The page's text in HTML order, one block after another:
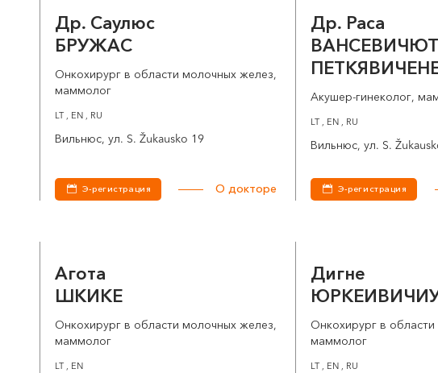
Др. Саулюс
БРУЖАС
Онкохирург в области молочных желез,
маммолог
LT , EN , RU
Вильнюс, ул. S. Žukausko 19
Э-регистрация О докторе
Др. Раса
Акушер-гинеколог,
LT , EN , RU
Вильнюс, ул. S.
Э-регистрация
Агота
ШКИКЕ
Онкохирург в области молочных желез,
маммолог
LT , EN
Дигне
Онкохирург в
маммолог
LT , EN , RU